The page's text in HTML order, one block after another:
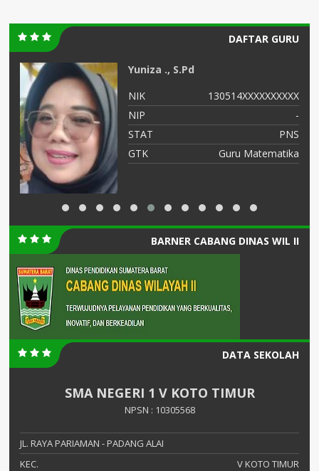
DAFTAR GURU
Yuniza ., S.Pd
NIK
130514XXXXXXXXXX
NIP
-
STAT
PNS
GTK
Guru Matematika
BARNER CABANG DINAS WIL II
DATA SEKOLAH
SMA NEGERI 1 V KOTO TIMUR
NPSN : 10305568
JL. RAYA PARIAMAN - PADANG ALAI
KEC.
V KOTO TIMUR